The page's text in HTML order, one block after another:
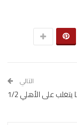
التالي
يتغلب على الأهلي 1/2